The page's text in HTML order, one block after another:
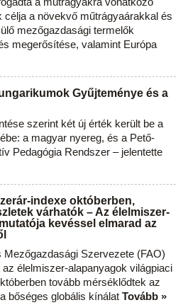
a növekvő műtrágyaárakkal és
mezőgazdasági termelők
megerősítése, valamint Európa
Gyűjteménye és a
szerint két új érték került be a
a magyar nyereg, és a Pető-
Pedagógia Rendszer – jelentette
indexe októberben,
várhatók – Az élelmiszer-
kevéssel elmarad az
Szervezete (FAO)
élelmiszer-alapanyagok világpiaci
tovább mérséklődtek az
bőséges globális kínálat Tovább »